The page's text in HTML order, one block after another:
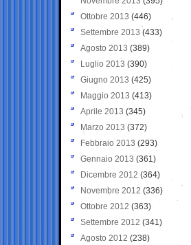
Ottobre 2013 (446)
Settembre 2013 (433)
Agosto 2013 (389)
Luglio 2013 (390)
Giugno 2013 (425)
Maggio 2013 (413)
Aprile 2013 (345)
Marzo 2013 (372)
Febbraio 2013 (293)
Gennaio 2013 (361)
Dicembre 2012 (364)
Novembre 2012 (336)
Ottobre 2012 (363)
Settembre 2012 (341)
Agosto 2012 (238)